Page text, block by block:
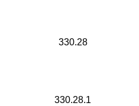
330.28
330.28.1